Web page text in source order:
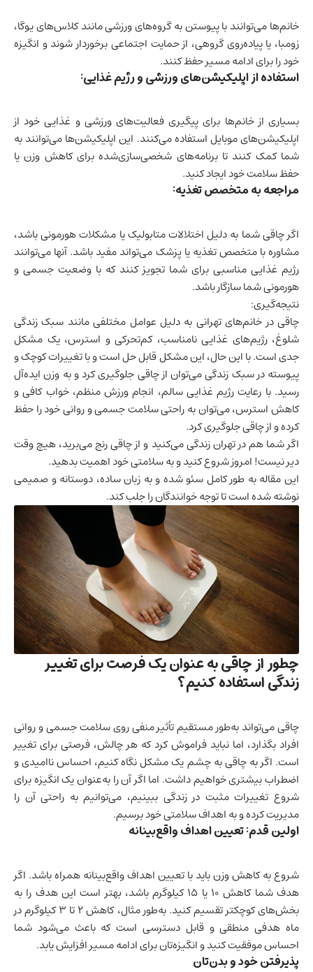
خانم‌ها می‌توانند با پیوستن به گروه‌های ورزشی مانند کلاس‌های یوگا،
زومبا، یا پیاده‌روی گروهی، از حمایت اجتماعی برخوردار شوند و انگیزه
خود را برای ادامه مسیر حفظ کنند.
استفاده از اپلیکیشن‌های ورزشی و رژیم غذایی:
بسیاری از خانم‌ها برای پیگیری فعالیت‌های ورزشی و غذایی خود از
اپلیکیشن‌های موبایل استفاده می‌کنند. این اپلیکیشن‌ها می‌توانند به
شما کمک کنند تا برنامه‌های شخصی‌سازی‌شده برای کاهش وزن یا
حفظ سلامت خود ایجاد کنید.
مراجعه به متخصص تغذیه:
اگر چاقی شما به دلیل اختلالات متابولیک یا مشکلات هورمونی باشد،
مشاوره با متخصص تغذیه یا پزشک می‌تواند مفید باشد. آنها می‌توانند
رژیم غذایی مناسبی برای شما تجویز کنند که با وضعیت جسمی و
هورمونی شما سازگار باشد.
نتیجه‌گیری:
چاقی در خانم‌های تهرانی به دلیل عوامل مختلفی مانند سبک زندگی
شلوغ، رژیم‌های غذایی نامناسب، کم‌تحرکی و استرس، یک مشکل
جدی است. با این حال، این مشکل قابل حل است و با تغییرات کوچک و
پیوسته در سبک زندگی می‌توان از چاقی جلوگیری کرد و به وزن ایده‌آل
رسید. با رعایت رژیم غذایی سالم، انجام ورزش منظم، خواب کافی و
کاهش استرس، می‌توان به راحتی سلامت جسمی و روانی خود را حفظ
کرده و از چاقی جلوگیری کرد.
اگر شما هم در تهران زندگی می‌کنید و از چاقی رنج می‌برید، هیچ وقت
دیر نیست! امروز شروع کنید و به سلامتی خود اهمیت بدهید.
این مقاله به طور کامل سئو شده و به زبان ساده، دوستانه و صمیمی
نوشته شده است تا توجه خوانندگان را جلب کند.
چطور از چاقی به عنوان یک فرصت برای تغییر
زندگی استفاده کنیم؟
چاقی می‌تواند به‌طور مستقیم تأثیر منفی روی سلامت جسمی و روانی
افراد بگذارد، اما نباید فراموش کرد که هر چالش، فرصتی برای تغییر
است. اگر به چاقی به چشم یک مشکل نگاه کنیم، احساس ناامیدی و
اضطراب بیشتری خواهیم داشت. اما اگر آن را به‌عنوان یک انگیزه برای
شروع تغییرات مثبت در زندگی ببینیم، می‌توانیم به راحتی آن را
مدیریت کرده و به اهداف سلامتی خود برسیم.
اولین قدم: تعیین اهداف واقع‌بینانه
شروع به کاهش وزن باید با تعیین اهداف واقع‌بینانه همراه باشد. اگر
هدف شما کاهش ۱۰ یا ۱۵ کیلوگرم باشد، بهتر است این هدف را به
بخش‌های کوچکتر تقسیم کنید. به‌طور مثال، کاهش ۲ تا ۳ کیلوگرم در
ماه هدفی منطقی و قابل دسترسی است که باعث می‌شود شما
احساس موفقیت کنید و انگیزه‌تان برای ادامه مسیر افزایش یابد.
پذیرفتن خود و بدن‌تان